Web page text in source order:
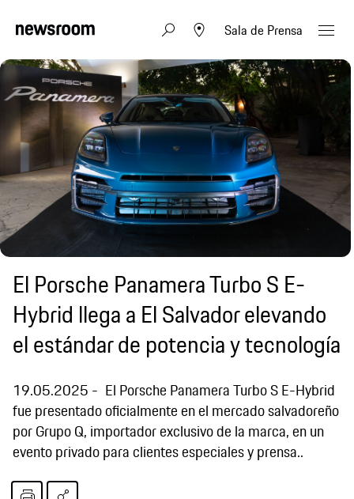
Sala de Prensa
El Porsche Panamera Turbo S E-
Hybrid llega a El Salvador elevando
el estándar de potencia y tecnología
19.05.2025
El Porsche Panamera Turbo S E-Hybrid
fue presentado oficialmente en el mercado salvadoreño
por Grupo Q, importador exclusivo de la marca, en un
evento privado para clientes especiales y prensa..